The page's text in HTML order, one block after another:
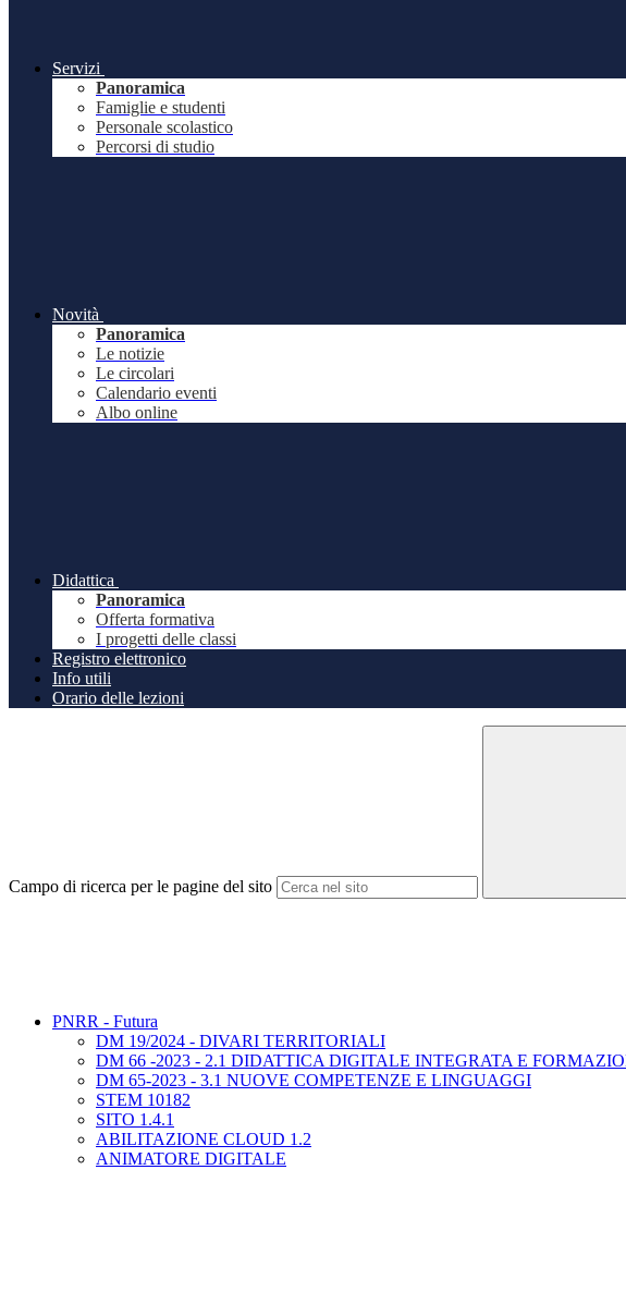
Servizi
Panoramica
Famiglie e studenti
Personale scolastico
Percorsi di studio
Novità
Panoramica
Le notizie
Le circolari
Calendario eventi
Albo online
Didattica
Panoramica
Offerta formativa
I progetti delle classi
Registro elettronico
Info utili
Orario delle lezioni
Campo di ricerca per le pagine del sito
PNRR - Futura
DM 19/2024 - DIVARI TERRITORIALI
DM 66 -2023 - 2.1 DIDATTICA DIGITALE INTEGRATA E
DM 65-2023 - 3.1 NUOVE COMPETENZE E LINGUAGGI
STEM 10182
SITO 1.4.1
ABILITAZIONE CLOUD 1.2
ANIMATORE DIGITALE